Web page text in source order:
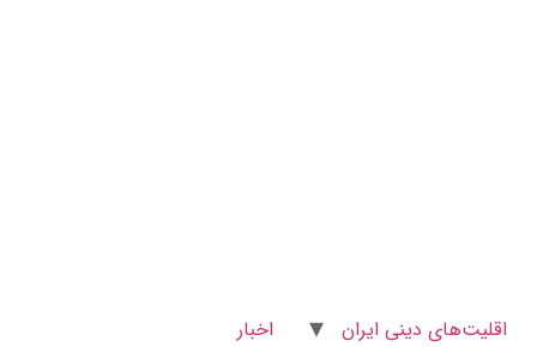
اقلیت‌های دینی ایران
اخبار